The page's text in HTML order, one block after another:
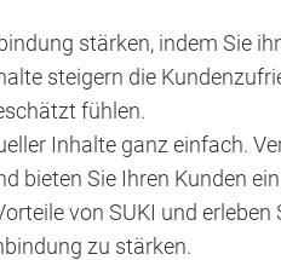
stärken, indem Sie
steigern die
fühlen.
Inhalte ganz einfach.
bieten Sie Ihren Kunden
von SUKI und
zu stärken.